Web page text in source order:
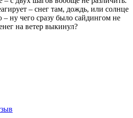
– снег там, дождь, или солнце
– ну чего сразу было сайдингом не
на ветер выкинул?